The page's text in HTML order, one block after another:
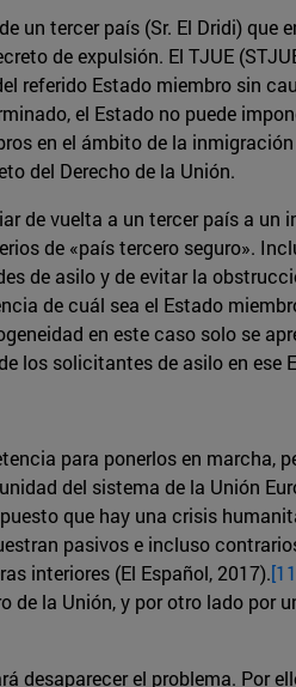
tercer país (Sr. El Dridi) que
de expulsión. El TJUE
referido Estado miembro sin
el Estado no puede
en el ámbito de la
del Derecho de la Unión.
de vuelta a un tercer país a
de «país tercero seguro».
de asilo y de evitar la
de cuál sea el Estado
en este caso solo se
los solicitantes de asilo en ese
para ponerlos en marcha,
del sistema de la Unión
que hay una crisis
pasivos e incluso
interiores (El Español, 2017).
la Unión, y por otro lado por
desaparecer el problema. Por